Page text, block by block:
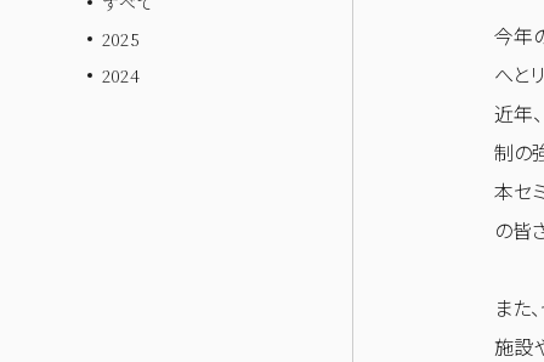
今年
へと
近年
制の
本セ
の皆
また
施設
2025
2024